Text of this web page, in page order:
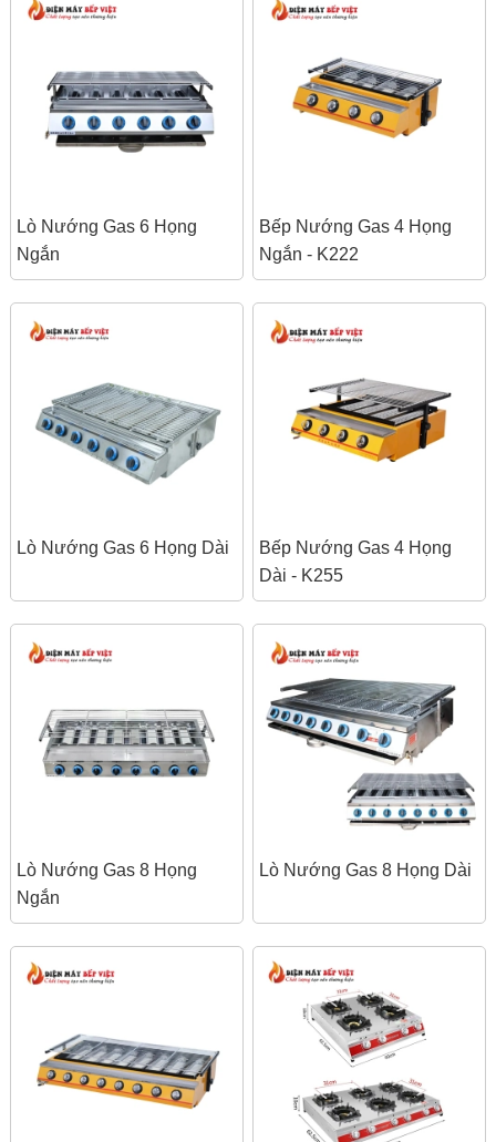
Lò Nướng Gas 6 Họng
Ngắn
Bếp Nướng Gas 4 Họng
Ngắn - K222
Lò Nướng Gas 6 Họng Dài
Bếp Nướng Gas 4 Họng
Dài - K255
Lò Nướng Gas 8 Họng
Ngắn
Lò Nướng Gas 8 Họng Dài